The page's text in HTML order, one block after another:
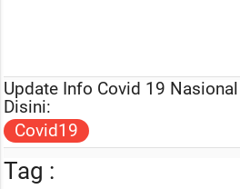
Update Info Covid 19
Disini:
Covid19
Tag :